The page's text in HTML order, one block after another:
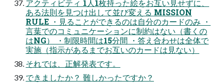
アクティビティ 1人1枚持った絵をお互い見せずに、
ある法則を見つけ出して並び変える MISSION
RULE ・見ることができるのは自分のカードのみ ・
言葉でのコミュニケーションに制約はない（書くの
はNG） ・制限時間は15分間 ・答え合わせは全体で
実施（指示があるまでお互いのカードは見ない）
それでは、正解発表です。
できましたか？ 難しかったですか？